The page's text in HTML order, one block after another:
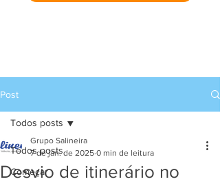
Post
Todos posts
Começar
Todos posts
Desvio de itinerário no
Grupo Salineira
7 de jan. de 2025 0 min de leitura